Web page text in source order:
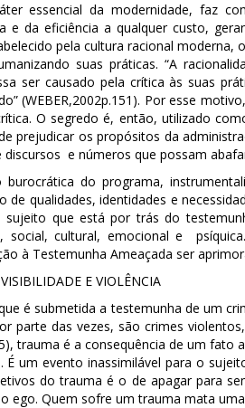
essencial da modernidade, faz
e da eficiência a qualquer custo,
pela cultura racional
suas práticas. “A
ser causado pela crítica às suas
(WEBER,2002p.151). Por esse
O segredo é, então, utilizado
prejudicar os propósitos da
e números que possam
burocrática do programa,
qualidades, identidades e
sujeito que está por trás do
social, cultural, emocional e
à Testemunha Ameaçada ser
E VIOLÊNCIA
é submetida a testemunha de um
parte das vezes, são crimes
trauma é a consequência de um
É um evento inassimilável para o
do trauma é o de apagar para
ego. Quem sofre um trauma mata